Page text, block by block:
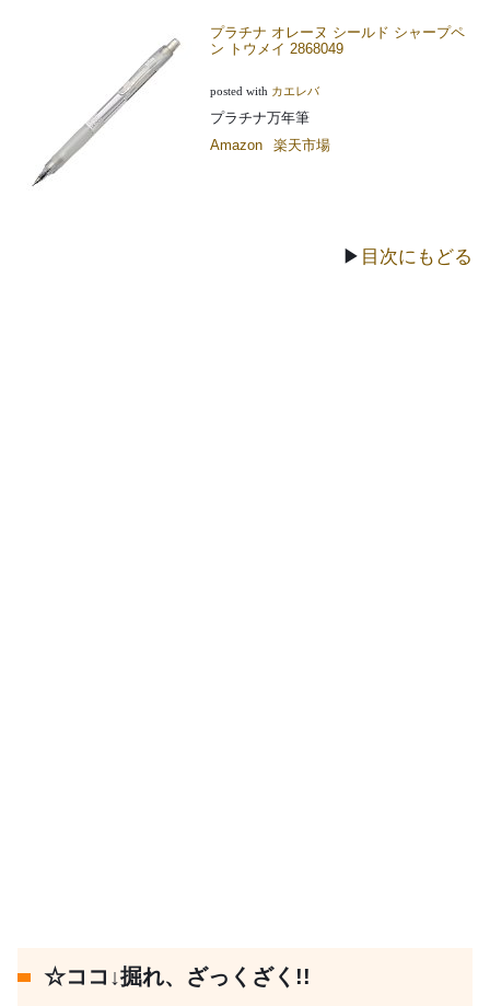
プラチナ オレーヌ シールド シャープペ
ン トウメイ 2868049
posted with カエレバ
プラチナ万年筆
Amazon
楽天市場
▶ 目次にもどる
☆ココ↓掘れ、ざっくざく!!